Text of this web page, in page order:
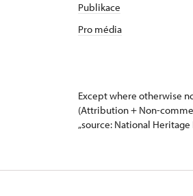
Publikace
Pro média
Except where otherwise
(Attribution + Non-
„source: National Heritage